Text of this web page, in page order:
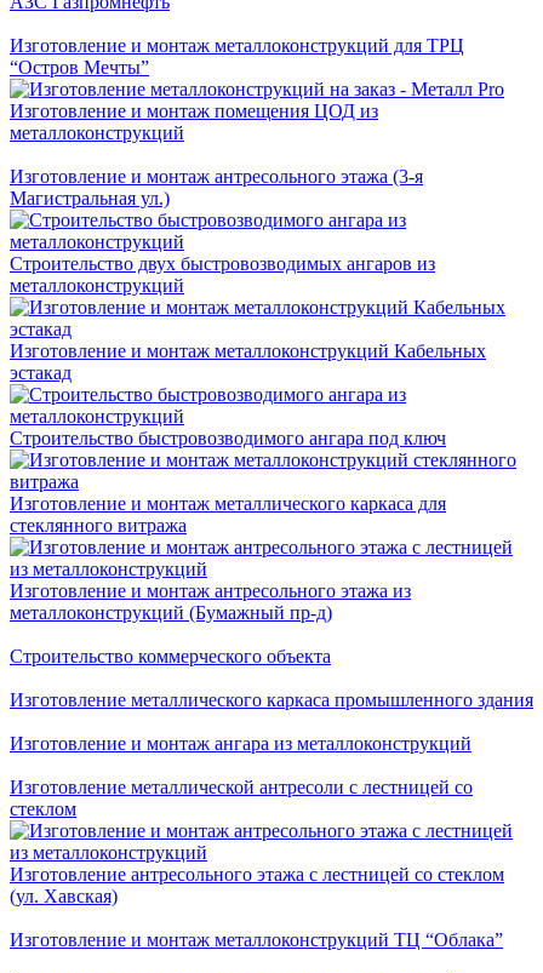
Изготовление и монтаж металлоконструкций для ТРЦ
“Остров Мечты”
Изготовление и монтаж помещения ЦОД из
металлоконструкций
Изготовление и монтаж антресольного этажа (3-я
Магистральная ул.)
Строительство двух быстровозводимых ангаров из
металлоконструкций
Изготовление и монтаж металлоконструкций Кабельных
эстакад
Строительство быстровозводимого ангара под ключ
Изготовление и монтаж металлического каркаса для
стеклянного витража
Изготовление и монтаж антресольного этажа из
металлоконструкций (Бумажный пр-д)
Строительство коммерческого объекта
Изготовление металлического каркаса промышленного здания
Изготовление и монтаж ангара из металлоконструкций
Изготовление металлической антресоли с лестницей со
стеклом
Изготовление антресольного этажа с лестницей со стеклом
(ул. Хавская)
Изготовление и монтаж металлоконструкций ТЦ “Облака”